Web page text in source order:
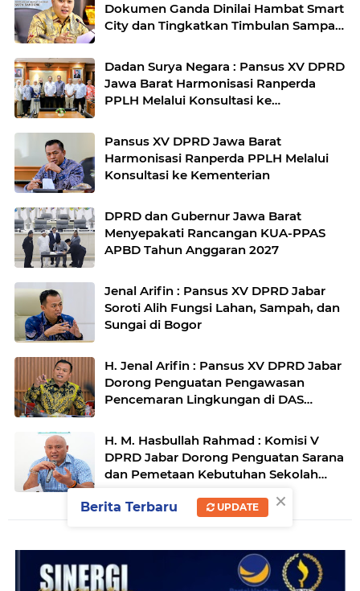
Dokumen Ganda Dinilai Hambat Smart
City dan Tingkatkan Timbulan Sampah
Dadan Surya Negara : Pansus XV DPRD
Jawa Barat Harmonisasi Ranperda
PPLH Melalui Konsultasi ke
Pansus XV DPRD Jawa Barat
Harmonisasi Ranperda PPLH Melalui
Konsultasi ke Kementerian
DPRD dan Gubernur Jawa Barat
Menyepakati Rancangan KUA-PPAS
APBD Tahun Anggaran 2027
Jenal Arifin : Pansus XV DPRD Jabar
Soroti Alih Fungsi Lahan, Sampah, dan
Sungai di Bogor
H. Jenal Arifin : Pansus XV DPRD Jabar
Dorong Penguatan Pengawasan
Pencemaran Lingkungan di DAS
H. M. Hasbullah Rahmad : Komisi V
DPRD Jabar Dorong Penguatan Sarana
dan Pemetaan Kebutuhan Sekolah
×
Berita Terbaru UPDATE